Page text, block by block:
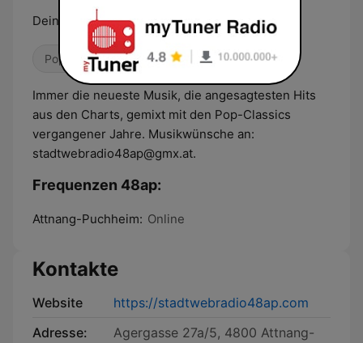
Dein Stadtwebradio aus Attnang-Puchheim.
Pop / Top 40 80er 90er
Immer die neueste Musik, die angesagtesten Hits
aus den Charts, gemixt mit den Pop-Classics
vergangener Jahre. Musikwünsche an:
stadtwebradio48ap@gmx.at.
Frequenzen 48ap:
Attnang-Puchheim: Online
Kontakte
Website
https://stadtwebradio48ap.com
Adresse:
Agergasse 27a/5, 4800 Attnang-